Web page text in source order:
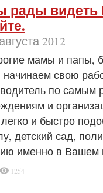
рады видеть
2012
мамы и папы,
свою
по самым
и
и быстро
детский сад,
именно в Вашем
1254